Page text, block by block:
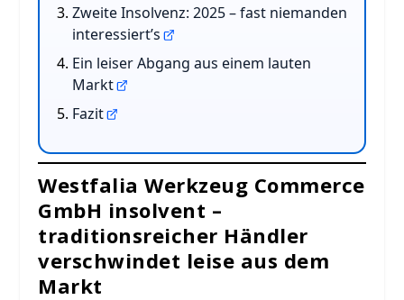
Zweite Insolvenz: 2025 – fast niemanden
interessiert’s
Ein leiser Abgang aus einem lauten
Markt
Fazit
Westfalia Werkzeug Commerce
GmbH insolvent –
traditionsreicher Händler
verschwindet leise aus dem
Markt